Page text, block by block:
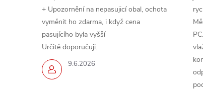
9.6.2026
+ Upozornění na nepasujicí obal, ochota
vyměnit ho zdarma, i když cena
pasujícího byla vyšší
Určitě doporučuji.